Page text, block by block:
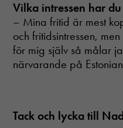
Vilka intressen har
– Mina fritid är mest
och fritidsintressen,
för mig själv så målar
närvarande på
Tack och lycka till